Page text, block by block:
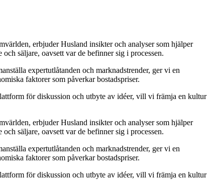
erbjuder Husland insikter och analyser som hjälper
säljare, oavsett var de befinner sig i processen.
expertutlåtanden och marknadstrender, ger vi en
faktorer som påverkar bostadspriser.
för diskussion och utbyte av idéer, vill vi främja en kultur
erbjuder Husland insikter och analyser som hjälper
säljare, oavsett var de befinner sig i processen.
expertutlåtanden och marknadstrender, ger vi en
faktorer som påverkar bostadspriser.
för diskussion och utbyte av idéer, vill vi främja en kultur